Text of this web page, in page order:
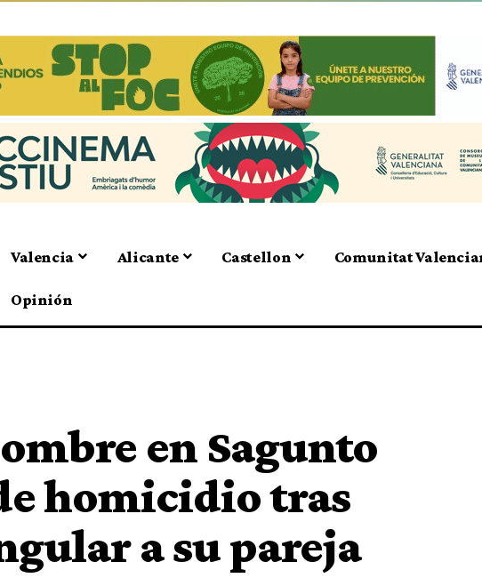
Valencia Alicante Castellon Comunitat
Opinión
en Sagunto
homicidio tras
a su pareja